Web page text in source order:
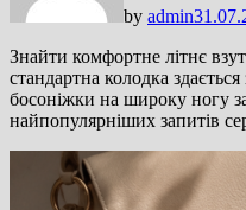
by admin
Знайти комфортне літнє
стандартна колодка
босоніжки на широку ногу
найпопулярніших запитів